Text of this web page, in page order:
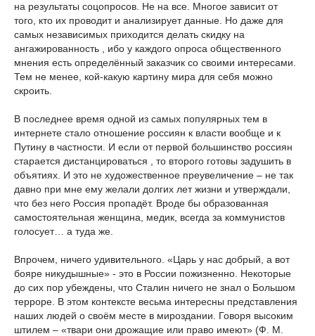
на результаты соцопросов. Не на все. Многое зависит от
того, кто их проводит и анализирует данные. Но даже для
самых независимых приходится делать скидку на
ангажированность
, ибо у каждого опроса общественного
мнения есть определённый заказчик со своими интересами.
Тем не менее, кой-какую картину мира для себя можно
скроить.
В последнее время одной из самых популярных тем в
интернете стало отношение россиян к власти вообще и к
Путину в частности. И если от первой большинство россиян
старается дистанцироваться
, то второго готовы задушить в
объятиях. И это не художественное преувеличение – не так
давно при мне ему желали долгих лет жизни и утверждали,
что без него Россия пропадёт. Вроде бы образованная
самостоятельная женщина, медик, всегда за коммунистов
голосует… а туда же.
Впрочем, ничего удивительного. «Царь у нас добрый, а вот
бояре никудышные» - это в России пожизненно. Некоторые
до сих пор убеждены, что Сталин ничего не знал о Большом
терроре. В этом контексте весьма интересны представления
наших людей о своём месте в мироздании. Говоря высоким
штилем – «твари они дрожащие или право имеют» (Ф. М.